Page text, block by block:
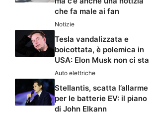
che fa male ai fan
Notizie
Tesla vandalizzata e
boicottata, è polemica in
USA: Elon Musk non ci sta
Auto elettriche
Stellantis, scatta l’allarme
per le batterie EV: il piano
di John Elkann